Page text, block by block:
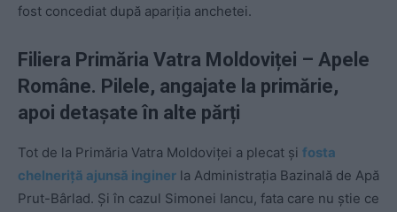
fost concediat după apariția anchetei.
Filiera Primăria Vatra Moldoviței – Apele
Române. Pilele, angajate la primărie,
apoi detașate în alte părți
Tot de la Primăria Vatra Moldoviței a plecat și fosta
chelneriță ajunsă inginer la Administrația Bazinală de Apă
Prut-Bârlad. Și în cazul Simonei Iancu, fata care nu știe ce